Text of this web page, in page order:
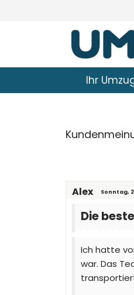
Ihr
Alex Sonntag,
Die
Ich hatte
war. Das